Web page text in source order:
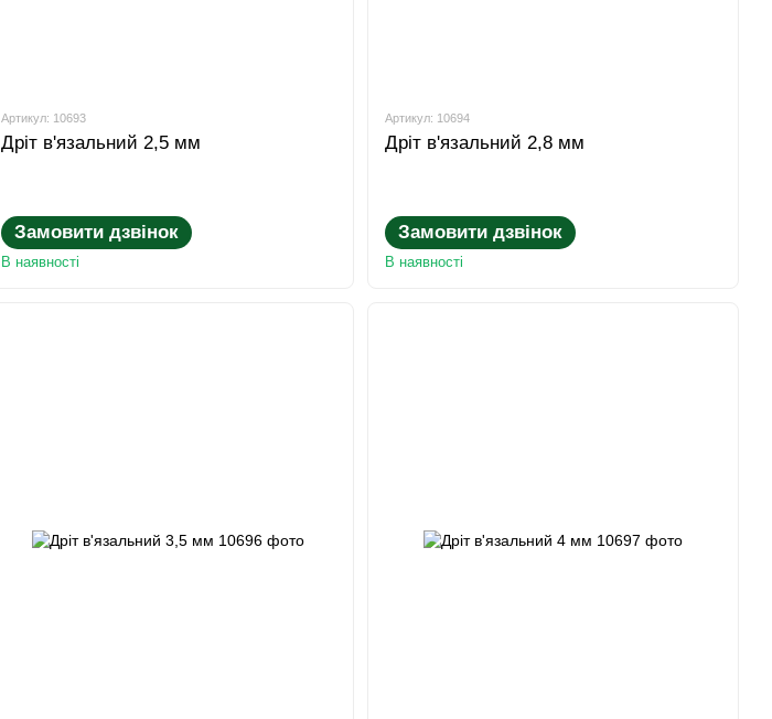
Артикул: 10693
Дріт в'язальний 2,5 мм
Замовити дзвінок
В наявності
Артикул: 10694
Дріт в'язальний 2,8 мм
Замовити дзвінок
В наявності